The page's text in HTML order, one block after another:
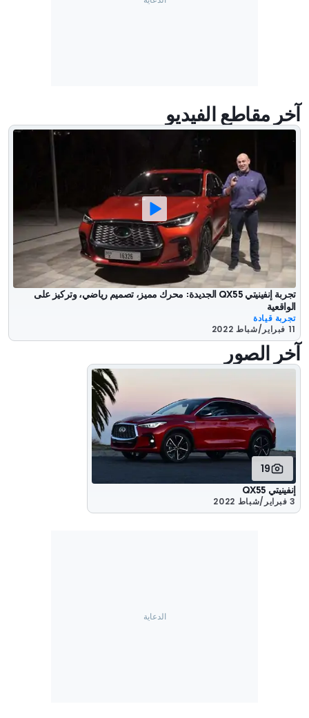
آخر مقاطع الفيديو
تجربة إنفينيتي QX55 الجديدة: محرك مميز، تصميم رياضي، وتركيز على
الواقعية
تجربة قيادة
11 فبراير/شباط 2022
آخر الصور
19
إنفينيتي QX55
3 فبراير/شباط 2022